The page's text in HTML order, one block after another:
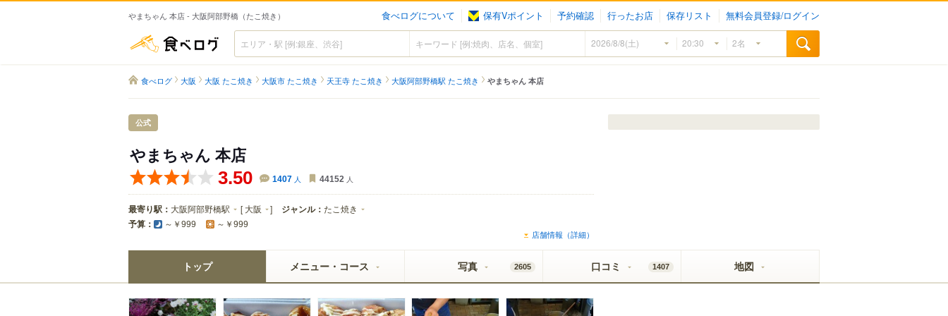
やまちゃん 本店 - 大阪阿部野橋（たこ焼き） 食べログについて 保有Vポイント 予約確認 行ったお店 保存リスト 無料会員登録/ログイン
食べログ
食べログ 大阪 大阪 たこ焼き 大阪市 たこ焼き 天王寺 たこ焼き 大阪阿部野橋駅 たこ焼き やまちゃん 本店
公式
やまちゃん 本店
3.50 1407 人 44152 人
最寄り駅： 大阪阿部野橋駅 [ 大阪 ] ジャンル： たこ焼き
予算： ～￥999 ～￥999
店舗情報（詳細）
トップ メニュー・コース 写真 2605 口コミ 1407 地図